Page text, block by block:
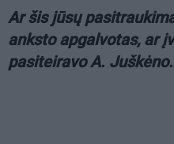
Ar šis jūsų
anksto apgalvotas, ar
pasiteiravo A. Juškėno.